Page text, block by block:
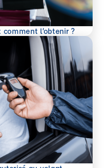
l’obtenir ?